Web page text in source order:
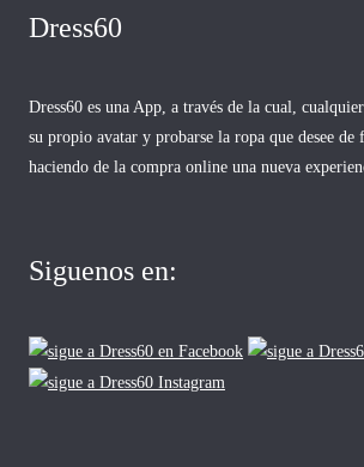
Dress60
Dress60 es una App, a través de la cual,
su propio avatar y probarse la ropa que desee de
haciendo de la compra online una nueva
Siguenos en: